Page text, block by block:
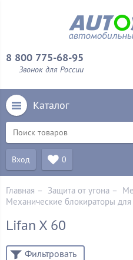
8 800 775-68-95
Звонок для России
Каталог
Вход 0
Главная – Защита от угона –
Механические блокираторы
Lifan X 60
Фильтровать